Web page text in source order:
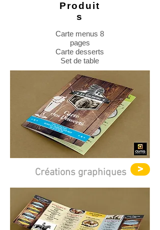
Produit
s
Carte menus 8
pages
Carte desserts
Set de table
Créations graphiques >